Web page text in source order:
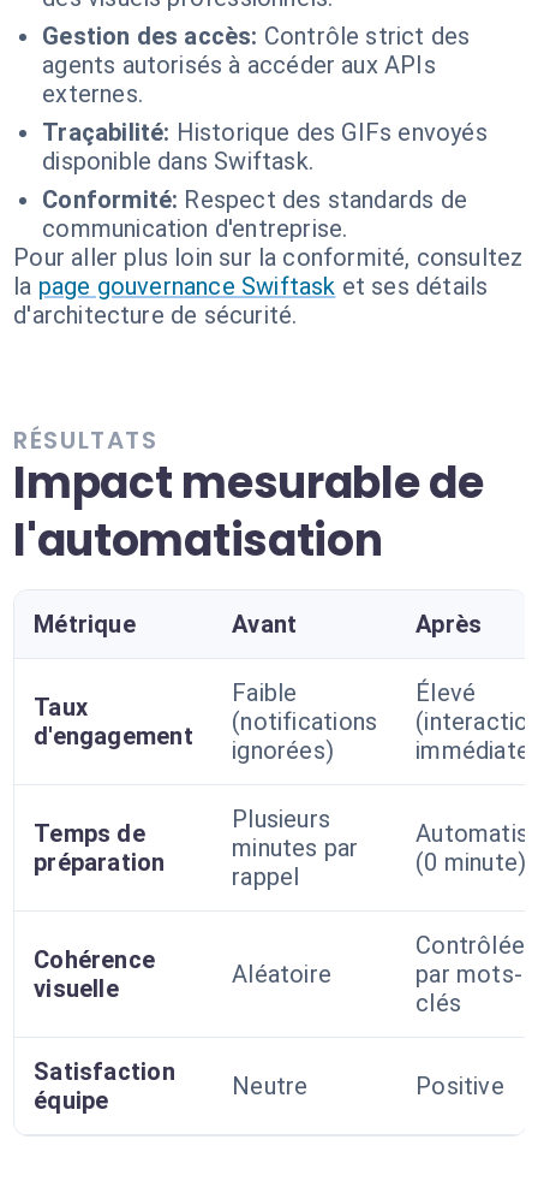
Gestion des accès: Contrôle strict des
agents autorisés à accéder aux APIs
externes.
Traçabilité: Historique des GIFs envoyés
disponible dans Swiftask.
Conformité: Respect des standards de
communication d'entreprise.
Pour aller plus loin sur la conformité, consultez
la page gouvernance Swiftask et ses détails
d'architecture de sécurité.
RÉSULTATS
Impact mesurable de
l'automatisation
Métrique Avant Après
Taux
d'engagement
Faible
(notifications
ignorées)
Élevé
immédiate)
Temps de
préparation
Plusieurs
minutes par
rappel
(0 minute)
Cohérence
visuelle
Aléatoire
Contrôlée
par mots-
clés
Satisfaction
équipe
Neutre Positive